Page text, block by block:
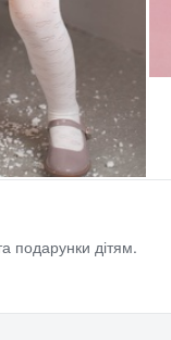
подарунки дітям.